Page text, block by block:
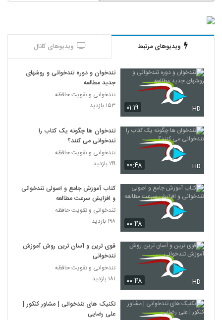
20
027021 - تندخوانی سری چهارم
۳۵۵ بازدید
027022 - تندخوانی سری چهارم
23
027023 - تندخوانی سری چهارم
027024 - تندخوانی سری چهارم
۳۷۰ بازدید
027025 - تندخوانی سری چهارم
26
027026 - تندخوانی سری چهارم
۴۰۰ بازدید
ویدیوهای مرتبط ویدیوهای کانال
۰۱:۱۹ HD
تندخوان و دوره تندخوانی و روشهای
جدید مطالعه
تندخوانی و تقویت حافظه
۱۵۳ بازدید
۰۰:۴۸ HD
تندخوان ها چگونه یک کتاب را
تندخوانی می کنند؟
تندخوانی و تقویت حافظه
۱۹۹ بازدید
۰۰:۴۸
کتاب آموزش جامع و اصولی تندخوانی
و افزایش سرعت مطالعه
تندخوانی و تقویت حافظه
۱۹۸ بازدید
۰۰:۴۸ HD
قوی ترین و آسان ترین روش آموزش
تندخوانی
تندخوانی و تقویت حافظه
۱۸۱ بازدید
تکنیک های تندخوانی | مشاور کنکور |
علی رضایی